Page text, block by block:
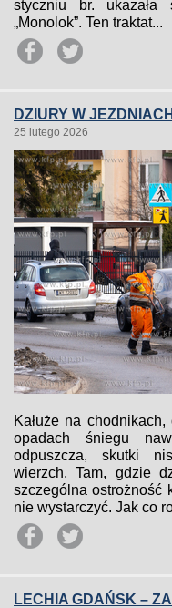
styczniu br.
„Monolok”. Ten traktat...
DZIURY W
25 lutego 2026
Kałuże na
opadach śniegu
odpuszcza, skutki
wierzch. Tam, gdzie
szczególna ostrożność
nie wystarczyć. Jak co
LECHIA GDAŃSK –